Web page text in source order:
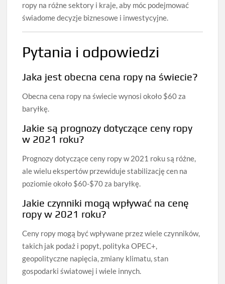
ropy na różne sektory i kraje, aby móc podejmować
świadome decyzje biznesowe i inwestycyjne.
Pytania i odpowiedzi
Jaka jest obecna cena ropy na świecie?
Obecna cena ropy na świecie wynosi około $60 za
baryłkę.
Jakie są prognozy dotyczące ceny ropy
w 2021 roku?
Prognozy dotyczące ceny ropy w 2021 roku są różne,
ale wielu ekspertów przewiduje stabilizację cen na
poziomie około $60-$70 za baryłkę.
Jakie czynniki mogą wpływać na cenę
ropy w 2021 roku?
Ceny ropy mogą być wpływane przez wiele czynników,
takich jak podaż i popyt, polityka OPEC+,
geopolityczne napięcia, zmiany klimatu, stan
gospodarki światowej i wiele innych.